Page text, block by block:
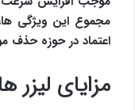
مجموع این ویژگی
اعتماد در حوزه حذف
مزایای لیزر